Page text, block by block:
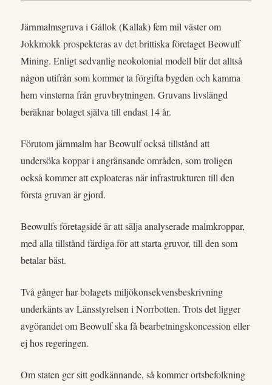
Järnmalmsgruva i Gállok (Kallak) fem mil väster om
Jokkmokk prospekteras av det brittiska företaget Beowulf
Mining. Enligt sedvanlig neokolonial modell blir det alltså
någon utifrån som kommer ta förgifta bygden och kamma
hem vinsterna från gruvbrytningen. Gruvans livslängd
beräknar bolaget själva till endast 14 år.
Förutom järnmalm har Beowulf också tillstånd att
undersöka koppar i angränsande områden, som troligen
också kommer att exploateras när infrastrukturen till den
första gruvan är gjord.
Beowulfs företagsidé är att sälja analyserade malmkroppar,
med alla tillstånd färdiga för att starta gruvor, till den som
betalar bäst.
Två gånger har bolagets miljökonsekvensbeskrivning
underkänts av Länsstyrelsen i Norrbotten. Trots det ligger
avgörandet om Beowulf ska få bearbetningskoncession eller
ej hos regeringen.
Om staten ger sitt godkännande, så kommer ortsbefolkning